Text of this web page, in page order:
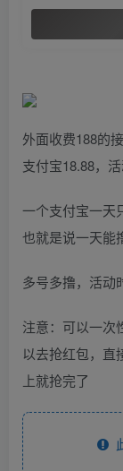
外面收费188的
支付宝18.88，
一个支付宝一天
也就是说一天能
多号多撸，活动
注意：可以一次
以去抢红包，直
上就抢完了